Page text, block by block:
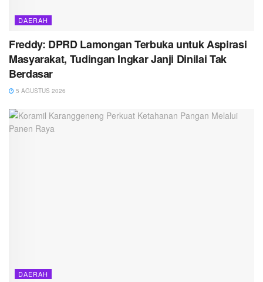
DAERAH
Freddy: DPRD Lamongan Terbuka untuk Aspirasi
Masyarakat, Tudingan Ingkar Janji Dinilai Tak
Berdasar
5 AGUSTUS 2026
DAERAH